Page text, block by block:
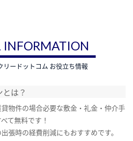
INFORMATION
リードットコム お役立ち情報
は？
物件の場合必要な敷金・礼金・仲介手
て無料です！
張時の経費削減にもおすすめです。